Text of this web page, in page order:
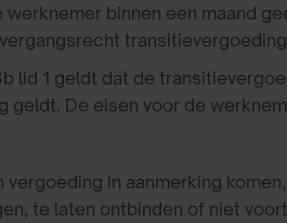
binnen een maand
lid 1 geldt dat de
geldt. De eisen voor de
vergoeding in aanmerking
te laten ontbinden of niet